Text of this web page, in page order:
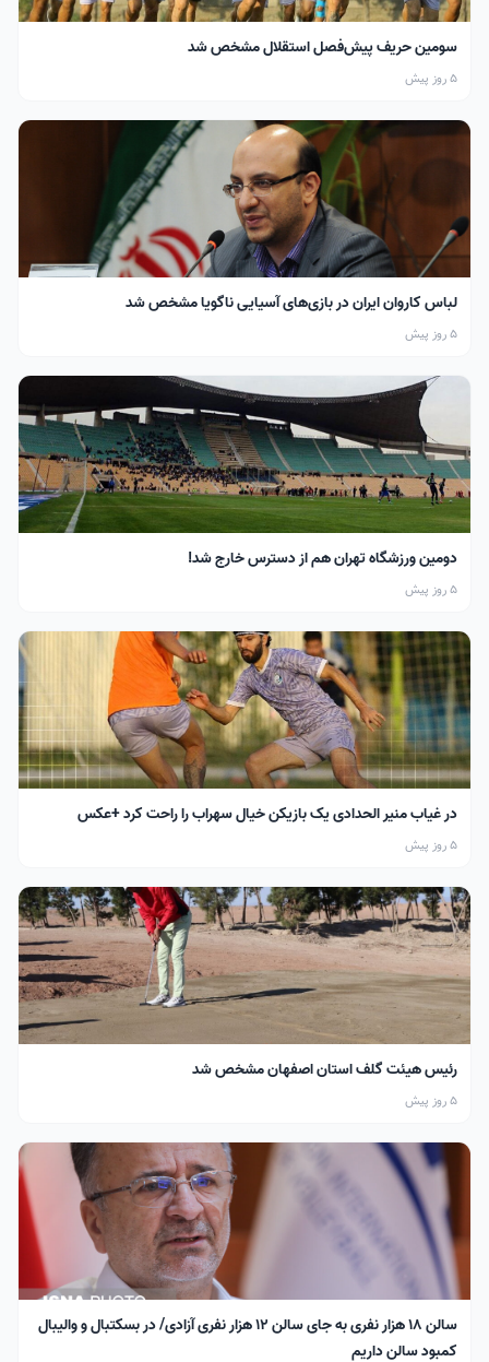
سومین حریف پیش‌فصل استقلال مشخص شد
5 روز پیش
لباس کاروان ایران در بازی‌های آسیایی ناگویا مشخص شد
5 روز پیش
دومین ورزشگاه تهران هم از دسترس خارج شد!
5 روز پیش
در غیاب منیر الحدادی یک بازیکن خیال سهراب را راحت کرد +عکس
5 روز پیش
رئیس هیئت گلف استان اصفهان مشخص شد
5 روز پیش
سالن ۱۸ هزار نفری به جای سالن ۱۲ هزار نفری آزادی/ در بسکتبال و والیبال
کمبود سالن داریم